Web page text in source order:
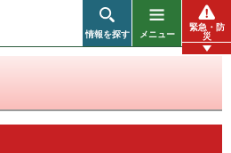
情報を探す メニュー
緊急・防
災